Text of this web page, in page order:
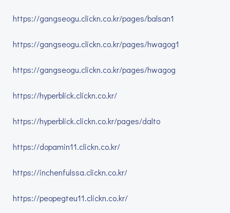
https://gangseogu.clickn.co.kr/pages/balsan1
https://gangseogu.clickn.co.kr/pages/hwagog1
https://gangseogu.clickn.co.kr/pages/hwagog
https://hyperblick.clickn.co.kr/
https://hyperblick.clickn.co.kr/pages/dalto
https://dopamin11.clickn.co.kr/
https://inchenfulssa.clickn.co.kr/
https://peopegteu11.clickn.co.kr/